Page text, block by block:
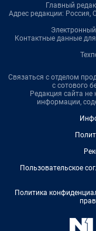
Главный
Адрес редакции: Россия,
Контактные данные
Связаться с отделом
с сотового
Редакция сайта не
информации,
Пользовательское
Политика